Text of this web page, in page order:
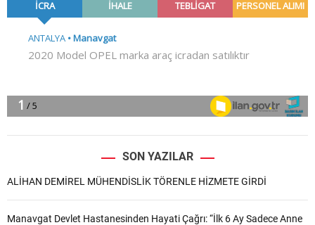
SON YAZILAR
ALİHAN DEMİREL MÜHENDİSLİK TÖRENLE HİZMETE GİRDİ
Manavgat Devlet Hastanesinden Hayati Çağrı: “İlk 6 Ay Sadece Anne